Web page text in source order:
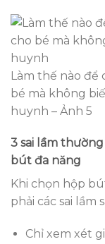
Làm thế nào
bé mà không
huynh – Ảnh 5
3 sai lầm
bút đa năng
Khi chọn hộp
phải các sai lầm
Chỉ xem xét